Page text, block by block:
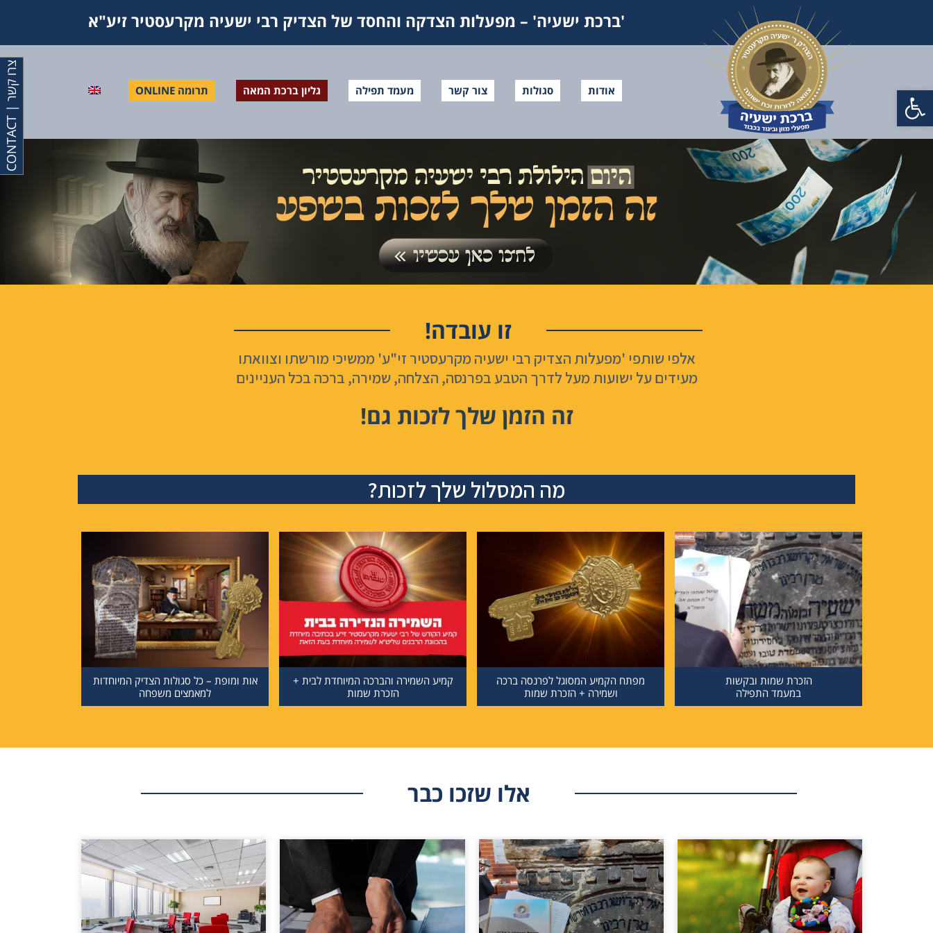
פתח סרגל נגישות
'ברכת ישעיה' – מפעלות הצדקה והחסד של הצדיק רבי ישעיה מקרעסטיר זיע"א
אודות סגולות צור קשר מעמד תפילה גליון ברכת המאה תרומה ONLINE
זו עובדה!
אלפי שותפי 'מפעלות הצדיק רבי ישעיה מקרעסטיר זי"ע' ממשיכי מורשתו וצוואתו
מעידים על ישועות מעל לדרך הטבע בפרנסה, הצלחה, שמירה, ברכה בכל העניינים
זה הזמן שלך לזכות גם!
מה המסלול שלך לזכות?
הזכרת שמות ובקשות
במעמד התפילה
מפתח הקמיע המסוגל לפרנסה ברכה
ושמירה + הזכרת שמות
קמיע השמירה והברכה המיוחדת לבית +
הזכרת שמות
אות ומופת – כל סגולות הצדיק המיוחדות
למאמצים משפחה
אלו שזכו כבר
צ
ר
ו
ק
ש
ר
|
C
O
N
T
A
C
T